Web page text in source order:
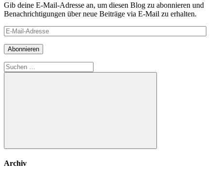
Gib deine E-Mail-Adresse an, um diesen Blog zu abonnieren und
Benachrichtigungen über neue Beiträge via E-Mail zu erhalten.
E-
Mail-
Adresse
Abonnieren
Suchen
nach:
Suchen
Archiv